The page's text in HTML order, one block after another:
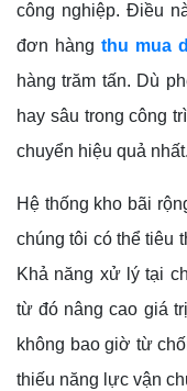
công nghiệp. Điều
đơn hàngthu mua
hàng trăm tấn. Dù
hay sâu trong công
chuyển hiệu quả nhất.
Hệ thống kho bãi
chúng tôi có thể tiêu
Khả năng xử lý tại
từ đó nâng cao giá
không bao giờ từ
thiếu năng lực vận